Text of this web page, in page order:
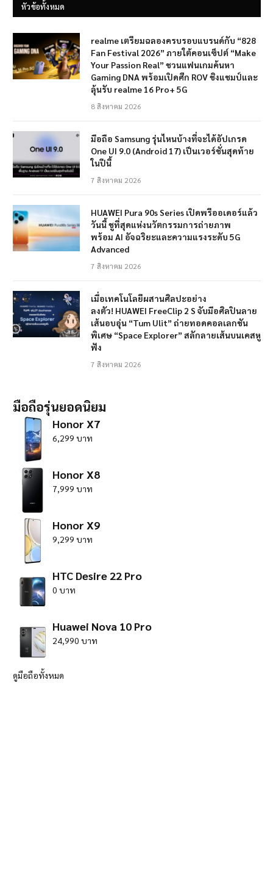
หัวข้อทั้งหมด
realme เตรียมฉลองครบรอบแบรนด์กับ “828
Fan Festival 2026” ภายใต้คอนเซ็ปต์ “Make
Your Passion Real” ชวนแฟนเกมค้นหา
Gaming DNA พร้อมเปิดศึก ROV ชิงแชมป์และ
ลุ้นรับ realme 16 Pro+ 5G
8 สิงหาคม 2026
มือถือ Samsung รุ่นไหนบ้างที่จะได้อัปเกรด
One UI 9.0 (Android 17) เป็นเวอร์ชั่นสุดท้าย
ในปีนี้
7 สิงหาคม 2026
HUAWEI Pura 90s Series เปิดพรีออเดอร์แล้ว
วันนี้ ชูที่สุดแห่งนวัตกรรมการถ่ายภาพ
พร้อม AI อัจฉริยะและความแรงระดับ 5G
Advanced
7 สิงหาคม 2026
เมื่อเทคโนโลยีผสานศิลปะอย่าง
ลงตัว! HUAWEI FreeClip 2 S จับมือศิลปินลาย
เส้นอบอุ่น “Tum Ulit” ถ่ายทอดคอลเลกชัน
พิเศษ “Space Explorer” สลักลายเส้นบนเคสหู
ฟัง
7 สิงหาคม 2026
มือถือรุ่นยอดนิยม
Honor X7
6,299 บาท
Honor X8
7,999 บาท
Honor X9
9,299 บาท
HTC Desire 22 Pro
0 บาท
Huawei Nova 10 Pro
24,990 บาท
ดูมือถือทั้งหมด